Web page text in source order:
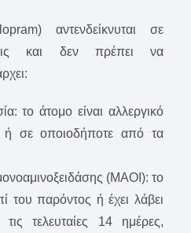
αντενδείκνυται σε
και δεν πρέπει να
το άτομο είναι αλλεργικό
ή σε οποιοδήποτε από τα
(ΜΑΟΙ): το
του παρόντος ή έχει λάβει
τελευταίες 14 ημέρες,